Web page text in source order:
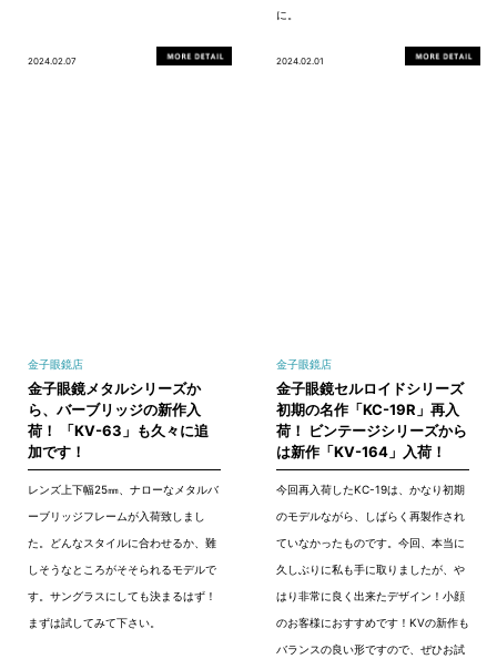
2024.02.07
に。
2024.02.01
金子眼鏡店
金子眼鏡メタルシリーズか
ら、バーブリッジの新作入
荷！ 「KV-63」も久々に追
加です！
レンズ上下幅25㎜、ナローなメタルバ
ーブリッジフレームが入荷致しまし
た。どんなスタイルに合わせるか、難
しそうなところがそそられるモデルで
す。サングラスにしても決まるはず！
まずは試してみて下さい。
金子眼鏡店
金子眼鏡セルロイドシリーズ
初期の名作「KC-19R」再入
荷！ ビンテージシリーズから
は新作「KV-164」入荷！
今回再入荷したKC-19は、かなり初期
のモデルながら、しばらく再製作され
ていなかったものです。今回、本当に
久しぶりに私も手に取りましたが、や
はり非常に良く出来たデザイン！小顔
のお客様におすすめです！KVの新作も
バランスの良い形ですので、ぜひお試